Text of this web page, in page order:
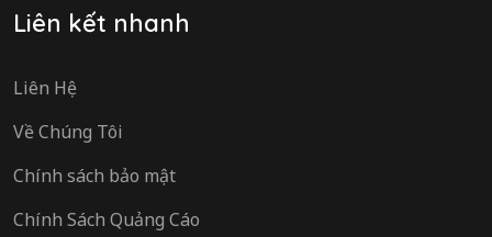
Liên kết nhanh
Liên Hệ
Về Chúng Tôi
Chính sách bảo mật
Chính Sách Quảng Cáo